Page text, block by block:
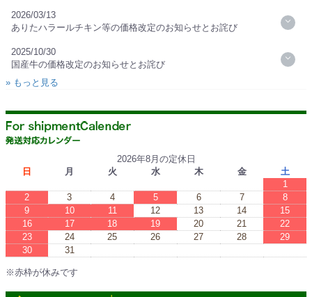
2026/03/13
ありたハラールチキン等の価格改定のお知らせとお詫び
2025/10/30
国産牛の価格改定のお知らせとお詫び
» もっと見る
2026年8月の定休日
日
月 火 水 木 金
土
1
2
3 4 5 6 7
8
9
10 11 12 13 14
15
16
17 18 19 20 21
22
23
24 25 26 27 28
29
30
31
※赤枠が休みです